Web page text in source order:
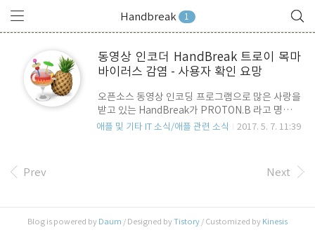
Handbreak 1
동영상 인코더 HandBreak 트로이 목마
바이러스 감염 - 사용자 확인 요망
오픈소스 동영상 인코딩 프로그램으로 많은 사랑을
받고 있는 HandBreak가 PROTON.B 라고 명명된
트로이 목마에 감염된 사실이 발견되어 최근에 해
은 사실을 공지하고 있는데요.. 문제가 되는 버전은
한국시각으로 2017년 5월 3일부터 5월 7일 기간
여부를 확인할 수 있는 방법은 "활성 상태 보기" 앱
으로 "Activity_agent"라는 이름의 프로세스가 실
애플 및 기타 IT 소식/애플 관련 소식 2017. 5. 7. 11:39
Prev Next
Blog is powered by Daum / Designed byTistory / Customized by Kinesis